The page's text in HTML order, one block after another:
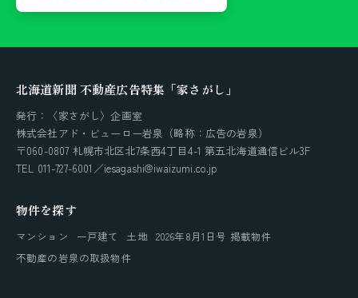
北海道新聞 不動産広告特集「家さがし」
発行：〈家さがし〉企画室
株式会社アド・ビューロー岩泉（略称：広告の岩泉）
〒060-0807 札幌市北区北7条西4丁目4-1 第五北海道通信ビル3F
TEL 011-727-6001／iesagashi@iwaizumi.co.jp
物件を探す
マンション 一戸建て 土地 2026年8月1日号 掲載物件
不動産の岩泉の取扱物件